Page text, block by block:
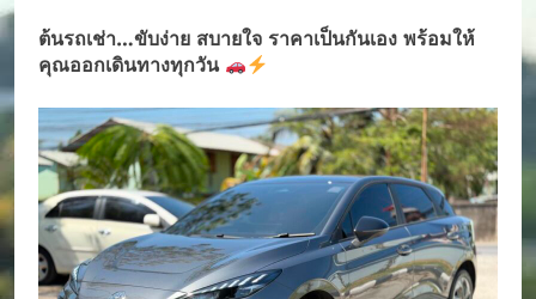
ต้นรถเช่า…ขับง่าย สบายใจ ราคาเป็นกันเอง พร้อมให้
คุณออกเดินทางทุกวัน